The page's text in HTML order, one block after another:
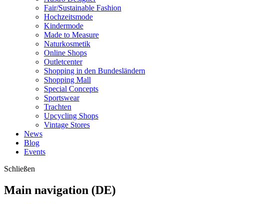
Fair/Sustainable Fashion
Hochzeitsmode
Kindermode
Made to Measure
Naturkosmetik
Online Shops
Outletcenter
Shopping in den Bundesländern
Shopping Mall
Special Concepts
Sportswear
Trachten
Upcycling Shops
Vintage Stores
News
Blog
Events
Schließen
Main navigation (DE)